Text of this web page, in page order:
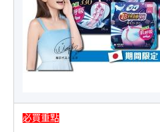
必買重點